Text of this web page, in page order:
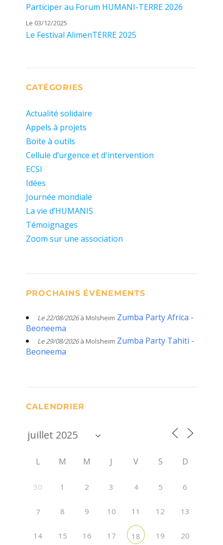
Participer au Forum HUMANI-TERRE 2026
Le 03/12/2025
Le Festival AlimenTERRE 2025
CATÉGORIES
Actualité solidaire
Appels à projets
Boite à outils
Cellule d’urgence et d'intervention
ECSI
Idées
Journée mondiale
La vie d’HUMANIS
Témoignages
Zoom sur une association
PROCHAINS ÉVÈNEMENTS
Le 22/08/2026à Molsheim Zumba Party Africa -
Beoneema
Le 29/08/2026à Molsheim Zumba Party Tahiti -
Beoneema
CALENDRIER
L M M J V S D
30 1 2 3 4 5 6
7 8 9 10 11 12 13
14 15 16 17 18 19 20